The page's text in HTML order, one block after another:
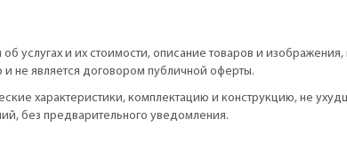
услугах и их стоимости, описание товаров и изображения,
не является договором публичной оферты.
характеристики, комплектацию и конструкцию, не
без предварительного уведомления.